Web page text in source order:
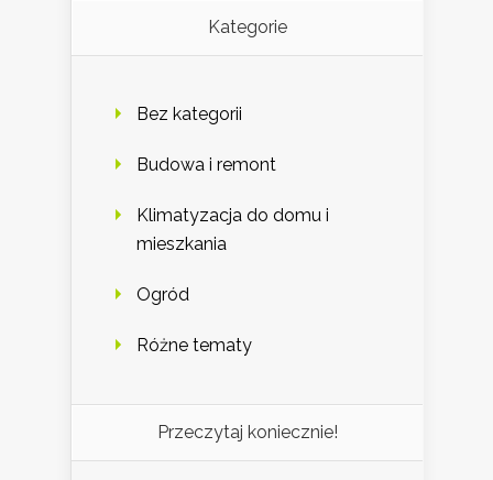
Kategorie
Bez kategorii
Budowa i remont
Klimatyzacja do domu i
mieszkania
Ogród
Różne tematy
Przeczytaj koniecznie!